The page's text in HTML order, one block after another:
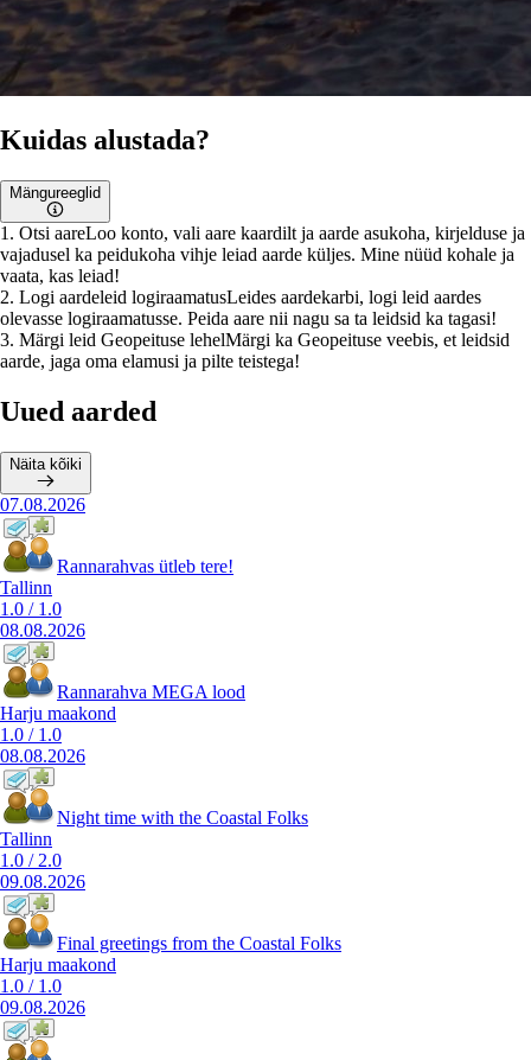
Kuidas alustada?
Mängureeglid
1 . Otsi aareLoo konto, vali aare kaardilt ja aarde asukoha, kirjelduse ja
vajadusel ka peidukoha vihje leiad aarde küljes. Mine nüüd kohale ja
vaata, kas leiad!
2. Logi aardeleid logiraamatusLeides aardekarbi, logi leid aardes
olevasse logiraamatusse. Peida aare nii nagu sa ta leidsid ka tagasi!
3. Märgi leid Geopeituse lehelMärgi ka Geopeituse veebis, et leidsid
aarde, jaga oma elamusi ja pilte teistega!
Uued aarded
Näita kõiki
07.08.2026
Rannarahvas ütleb tere!
Tallinn
1.0 / 1.0
08.08.2026
Rannarahva MEGA lood
Harju maakond
1.0 / 1.0
08.08.2026
Night time with the Coastal Folks
Tallinn
1.0 / 2.0
09.08.2026
Final greetings from the Coastal Folks
Harju maakond
1.0 / 1.0
09.08.2026